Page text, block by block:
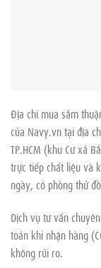
Địa chỉ mua sắm
của Navy.vn tại địa
TP.HCM (khu Cư xá
trực tiếp chất liệu và
ngày, có phòng thử
Dịch vụ tư vấn
toán khi nhận hàng
không rủi ro.